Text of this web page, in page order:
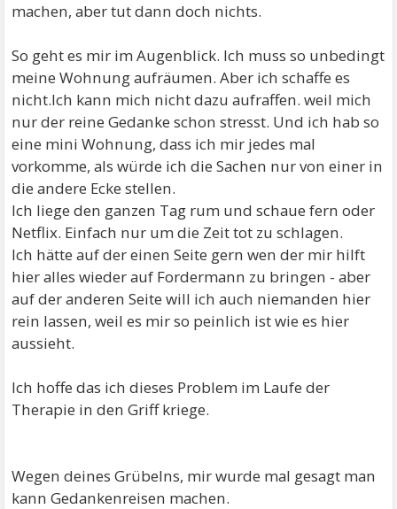
machen, aber tut dann doch nichts.
So geht es mir im Augenblick. Ich muss so unbedingt
meine Wohnung aufräumen. Aber ich schaffe es
nicht.Ich kann mich nicht dazu aufraffen. weil mich
nur der reine Gedanke schon stresst. Und ich hab so
eine mini Wohnung, dass ich mir jedes mal
vorkomme, als würde ich die Sachen nur von einer in
die andere Ecke stellen.
Ich liege den ganzen Tag rum und schaue fern oder
Netflix. Einfach nur um die Zeit tot zu schlagen.
Ich hätte auf der einen Seite gern wen der mir hilft
hier alles wieder auf Fordermann zu bringen - aber
auf der anderen Seite will ich auch niemanden hier
rein lassen, weil es mir so peinlich ist wie es hier
aussieht.
Ich hoffe das ich dieses Problem im Laufe der
Therapie in den Griff kriege.
Wegen deines Grübelns, mir wurde mal gesagt man
kann Gedankenreisen machen.